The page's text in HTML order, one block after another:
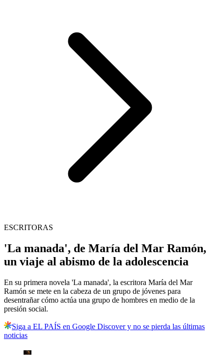
ESCRITORAS
'La manada', de María del Mar Ramón,
un viaje al abismo de la adolescencia
En su primera novela 'La manada', la escritora María del Mar
Ramón se mete en la cabeza de un grupo de jóvenes para
desentrañar cómo actúa una grupo de hombres en medio de la
presión social.
Siga a EL PAÍS en Google Discover y no se pierda las últimas
noticias